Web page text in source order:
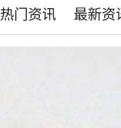
热门资讯 最新资